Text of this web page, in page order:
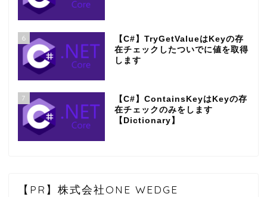
6
【C#】TryGetValueはKeyの存
在チェックしたついでに値を取得
します
7
【C#】ContainsKeyはKeyの存
在チェックのみをします
【Dictionary】
【PR】株式会社ONE WEDGE